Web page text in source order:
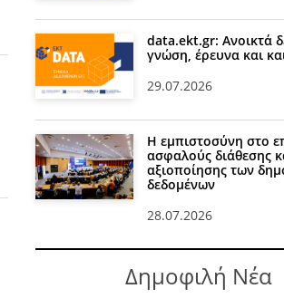
data.ekt.gr: Ανοικτά
γνώση, έρευνα και
29.07.2026
Η εμπιστοσύνη στο
ασφαλούς διάθεσης
αξιοποίησης των
δεδομένων
28.07.2026
Δημοφιλή Νέα